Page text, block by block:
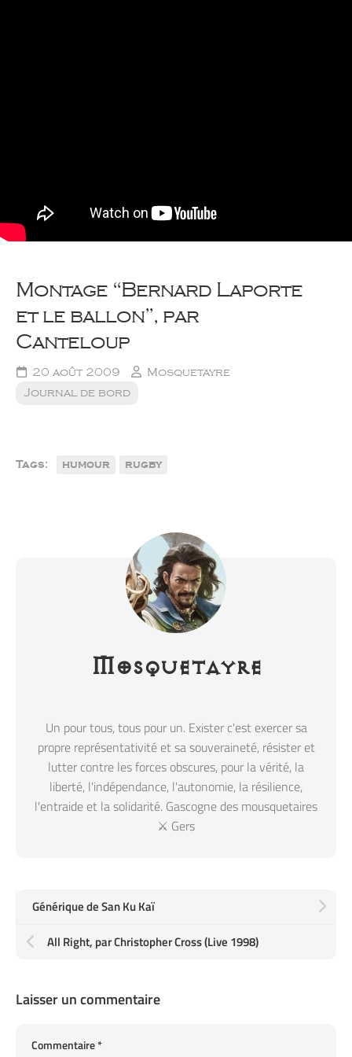
Montage “Bernard Laporte
et le ballon”, par
Canteloup
20 août 2009
Mosquetayre
Journal de bord
Tags: humour rugby
Mosquetayre
Un pour tous, tous pour un. Exister c'est exercer sa
propre représentativité et sa souveraineté, résister et
lutter contre les forces obscures, pour la vérité, la
liberté, l'indépendance, l'autonomie, la résilience,
l'entraide et la solidarité. Gascogne des mousquetaires
⚔️ Gers
Générique de San Ku Kaï
All Right, par Christopher Cross (Live 1998)
Laisser un commentaire
Commentaire*